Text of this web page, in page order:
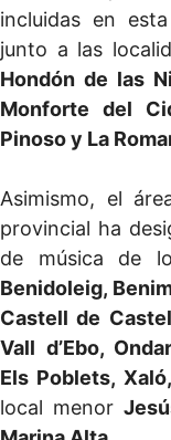
incluidas en
junto a las
Hondón de las
Monforte del
Pinoso y La
Asimismo, el
provincial ha
de música de
Benidoleig,
Castell de
Vall d’Ebo,
Els Poblets,
local menor